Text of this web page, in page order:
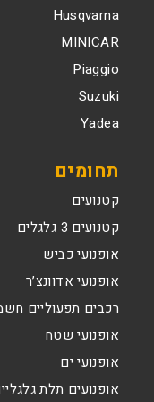
Husqvarna
MINICAR
Piaggio
Suzuki
Yadea
תחומים
קטנועים
קטנועים 3 גלגלים
אופנועי כביש
אופנועי אדוונצ’ר
רכבים תפעוליים
אופנועי שטח
אופנועי ים
אופנועים תלת